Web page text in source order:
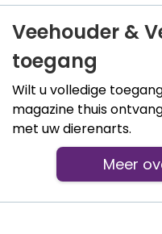
Veehouder &
toegang
Wilt u volledige
magazine thuis
met uw dierenarts.
Meer